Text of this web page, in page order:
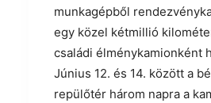
munkagépből
egy közel kétmillió
családi élménykamionként
Június 12. és 14. között a
repülőtér három napra a